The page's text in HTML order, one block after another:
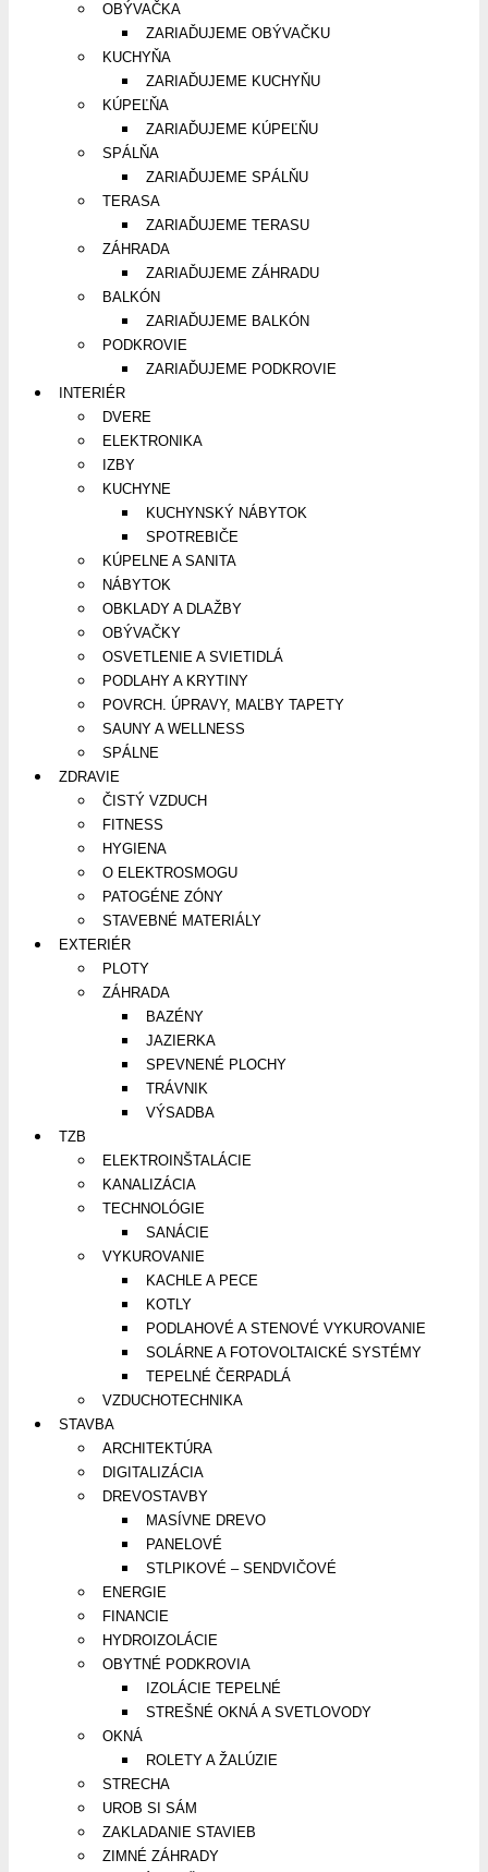
OBÝVAČKA
ZARIAĎUJEME OBÝVAČKU
KUCHYŇA
ZARIAĎUJEME KUCHYŇU
KÚPEĽŇA
ZARIAĎUJEME KÚPEĽŇU
SPÁLŇA
ZARIAĎUJEME SPÁLŇU
TERASA
ZARIAĎUJEME TERASU
ZÁHRADA
ZARIAĎUJEME ZÁHRADU
BALKÓN
ZARIAĎUJEME BALKÓN
PODKROVIE
ZARIAĎUJEME PODKROVIE
INTERIÉR
DVERE
ELEKTRONIKA
IZBY
KUCHYNE
KUCHYNSKÝ NÁBYTOK
SPOTREBIČE
KÚPELNE A SANITA
NÁBYTOK
OBKLADY A DLAŽBY
OBÝVAČKY
OSVETLENIE A SVIETIDLÁ
PODLAHY A KRYTINY
POVRCH. ÚPRAVY, MAĽBY TAPETY
SAUNY A WELLNESS
SPÁLNE
ZDRAVIE
ČISTÝ VZDUCH
FITNESS
HYGIENA
O ELEKTROSMOGU
PATOGÉNE ZÓNY
STAVEBNÉ MATERIÁLY
EXTERIÉR
PLOTY
ZÁHRADA
BAZÉNY
JAZIERKA
SPEVNENÉ PLOCHY
TRÁVNIK
VÝSADBA
TZB
ELEKTROINŠTALÁCIE
KANALIZÁCIA
TECHNOLÓGIE
SANÁCIE
VYKUROVANIE
KACHLE A PECE
KOTLY
PODLAHOVÉ A STENOVÉ VYKUROVANIE
SOLÁRNE A FOTOVOLTAICKÉ SYSTÉMY
TEPELNÉ ČERPADLÁ
VZDUCHOTECHNIKA
STAVBA
ARCHITEKTÚRA
DIGITALIZÁCIA
DREVOSTAVBY
MASÍVNE DREVO
PANELOVÉ
STLPIKOVÉ – SENDVIČOVÉ
ENERGIE
FINANCIE
HYDROIZOLÁCIE
OBYTNÉ PODKROVIA
IZOLÁCIE TEPELNÉ
STREŠNÉ OKNÁ A SVETLOVODY
OKNÁ
ROLETY A ŽALÚZIE
STRECHA
UROB SI SÁM
ZAKLADANIE STAVIEB
ZIMNÉ ZÁHRADY